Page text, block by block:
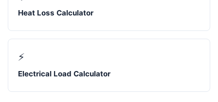
Heat Loss Calculator
⚡
Electrical Load Calculator